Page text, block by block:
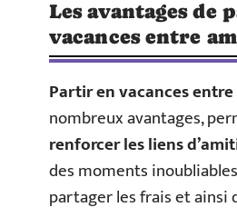
Les avantages de
vacances entre
Partir en vacances
nombreux avantages,
renforcer les liens
des moments
partager les frais et ainsi